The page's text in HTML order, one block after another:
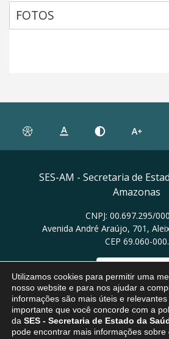
FOTOS
SES-AM - Secretaria de
Amazonas
CNPJ: 00.697.295/
Avenida André Araújo, 701,
CEP 69.060-000.
Utilizamos cookies para permitir uma
nosso website e para nos ajudar a
informações são mais úteis e
importante que você concorde com a
da SES - Secretaria de Estado da
pode encontrar mais informações